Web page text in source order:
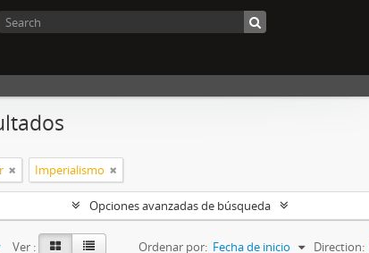
Imperialismo
Opciones avanzadas de búsqueda
Ver : Ordenar por: Fecha de inicio Direction: